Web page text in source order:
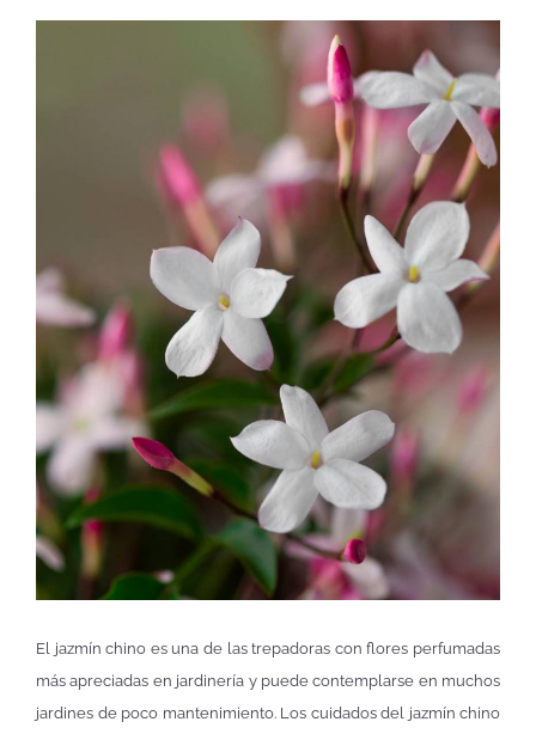
El jazmín chino es una de las trepadoras con flores perfumadas
más apreciadas en jardinería y puede contemplarse en muchos
jardines de poco mantenimiento. Los cuidados del jazmín chino